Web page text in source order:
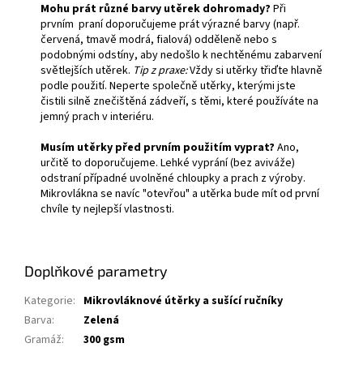
Mohu prát různé barvy utěrek dohromady? Při
prvním praní doporučujeme prát výrazné barvy (např.
červená, tmavě modrá, fialová) odděleně nebo s
podobnými odstíny, aby nedošlo k nechtěnému zabarvení
světlejších utěrek. Tip z praxe:Vždy si utěrky třiďte hlavně
podle použití. Neperte společně utěrky, kterými jste
čistili silně znečištěná zádveří, s těmi, které používáte na
jemný prach v interiéru.
Musím utěrky před prvním použitím vyprat? Ano,
určitě to doporučujeme. Lehké vyprání (bez aviváže)
odstraní případné uvolněné chloupky a prach z výroby.
Mikrovlákna se navíc "otevřou" a utěrka bude mít od první
chvíle ty nejlepší vlastnosti.
Doplňkové parametry
Kategorie: Mikrovláknové útěrky a sušící ručníky
Barva:
Zelená
Gramáž: 300 gsm